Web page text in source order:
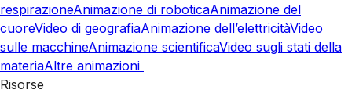
respirazioneAnimazione di roboticaAnimazione del
cuoreVideo di geografiaAnimazione dell’elettricitàVideo
sulle macchineAnimazione scientificaVideo sugli stati della
materiaAltre animazioni
Risorse